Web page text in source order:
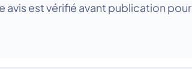
avis est vérifié avant publication pour